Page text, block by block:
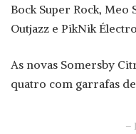
Bock Super Rock, Meo
Outjazz e PikNik
As novas Somersby
quatro com garrafas
–